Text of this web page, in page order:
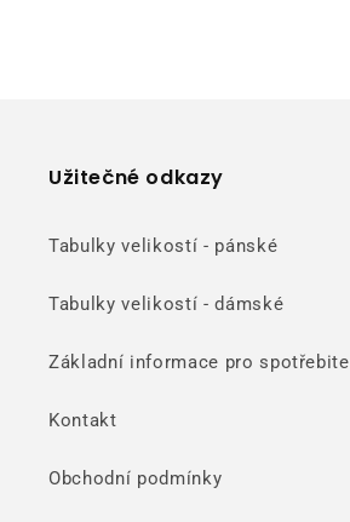
Užitečné odkazy
Tabulky velikostí - pánské
Tabulky velikostí - dámské
Základní informace pro
Kontakt
Obchodní podmínky